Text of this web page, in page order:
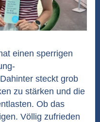
einen sperrigen
steckt grob
zu stärken und die
Ob das
Völlig zufrieden